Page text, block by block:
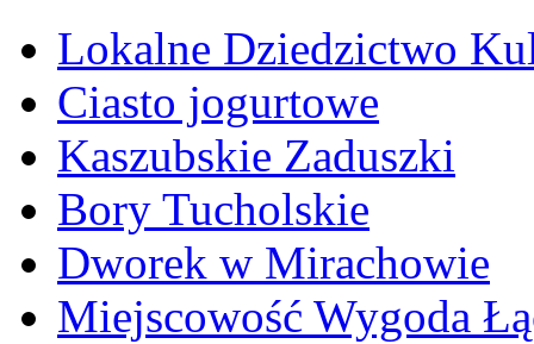
Lokalne Dziedzictwo
Ciasto jogurtowe
Kaszubskie Zaduszki
Bory Tucholskie
Dworek w Mirachowie
Miejscowość Wygoda